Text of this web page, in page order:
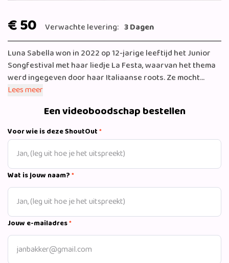
€ 50 Verwachte levering: 3 Dagen
Luna Sabella won in 2022 op 12-jarige leeftijd het Junior
Songfestival met haar liedje La Festa, waarvan het thema
werd ingegeven door haar Italiaanse roots. Ze mocht
Nederland vertegenwoordigen op het Junior Eurovisie
Eurovisie-nummer behoort Luna nu al tot de meest
succesvolle JSF-acts allertijden.
Lees meer
Een videoboodschap bestellen
Voor wie is deze ShoutOut*
Wat is jouw naam?*
Jouw e-mailadres*